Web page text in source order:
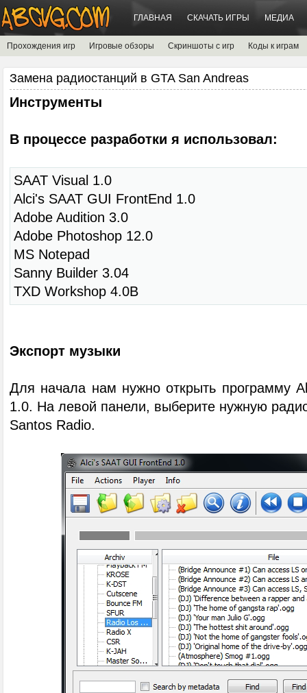
ГЛАВНАЯ СКАЧАТЬ ИГРЫ МЕДИА
Прохождения игр Игровые обзоры Скриншоты с игр Коды к играм
Замена радиостанций в GTA San Andreas
Инструменты
В процессе разработки я использовал:
SAAT Visual 1.0
Alci's SAAT GUI FrontEnd 1.0
Adobe Audition 3.0
Adobe Photoshop 12.0
MS Notepad
Sanny Builder 3.04
TXD Workshop 4.0B
Экспорт музыки
Для начала нам нужно открыть программу
1.0. На левой панели, выберите нужную
Santos Radio.